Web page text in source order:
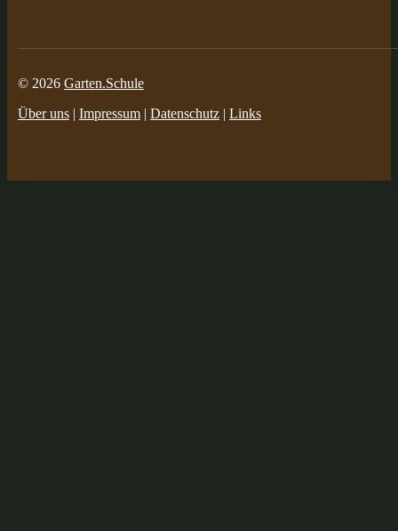
© 2026 Garten.Schule
Über uns | Impressum | Datenschutz | Links